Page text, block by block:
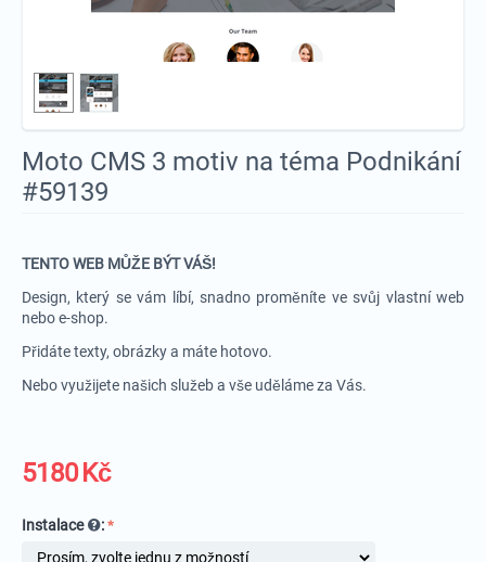
Moto CMS 3 motiv na téma Podnikání
#59139
TENTO WEB MŮŽE BÝT VÁŠ!
Design, který se vám líbí, snadno proměníte ve svůj vlastní web
nebo e-shop.
Přidáte texty, obrázky a máte hotovo.
Nebo využijete našich služeb a vše uděláme za Vás.
5180Kč
Instalace :